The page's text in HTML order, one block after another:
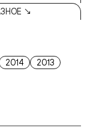
↘
2014
2013